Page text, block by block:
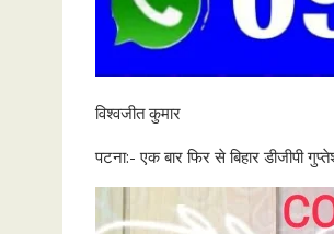
विश्वजीत कुमार
पटना:- एक बार फिर से बिहार डीजीपी